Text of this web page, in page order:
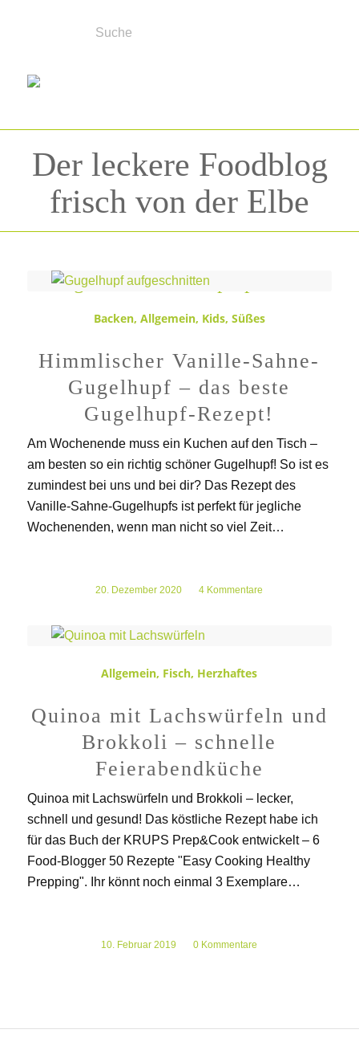
Der leckere Foodblog
frisch von der Elbe
Schlagwortarchiv für:
Backen, Allgemein, Kids, Süßes
Himmlischer Vanille-Sahne-
Gugelhupf – das beste
Gugelhupf-Rezept!
Am Wochenende muss ein Kuchen auf den Tisch –
am besten so ein richtig schöner Gugelhupf! So ist es
zumindest bei uns und bei dir? Das Rezept des
Vanille-Sahne-Gugelhupfs ist perfekt für jegliche
Wochenenden, wenn man nicht so viel Zeit…
20. Dezember 2020
/ 4 Kommentare
Allgemein, Fisch, Herzhaftes
Quinoa mit Lachswürfeln und
Brokkoli – schnelle
Feierabendküche
Quinoa mit Lachswürfeln und Brokkoli – lecker,
schnell und gesund! Das köstliche Rezept habe ich
für das Buch der KRUPS Prep&Cook entwickelt – 6
Food-Blogger 50 Rezepte "Easy Cooking Healthy
Prepping". Ihr könnt noch einmal 3 Exemplare…
10. Februar 2019
/ 0 Kommentare